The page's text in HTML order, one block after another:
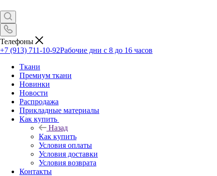
Телефоны
+7 (913) 711-10-92Рабочие дни с 8 до 16 часов
Ткани
Премиум ткани
Новинки
Новости
Распродажа
Прикладные материалы
Как купить
Назад
Как купить
Условия оплаты
Условия доставки
Условия возврата
Контакты